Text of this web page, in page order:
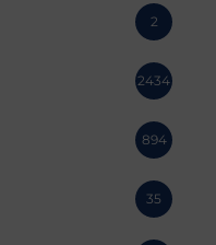
2
2434
894
35